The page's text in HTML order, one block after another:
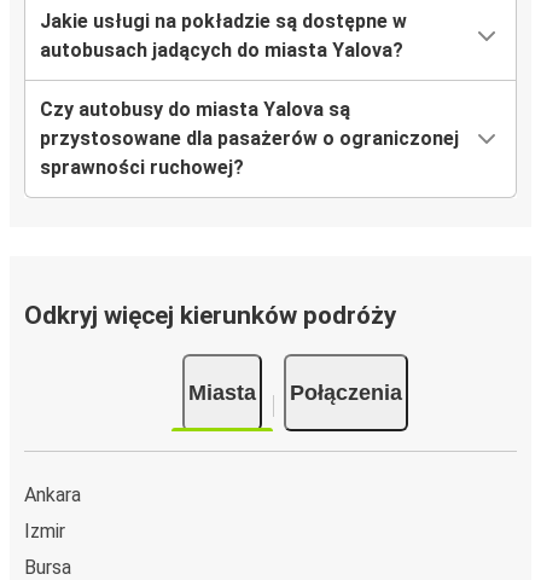
Jakie usługi na pokładzie są dostępne w
autobusach jadących do miasta Yalova?
Czy autobusy do miasta Yalova są
przystosowane dla pasażerów o ograniczonej
sprawności ruchowej?
Odkryj więcej kierunków podróży
Miasta Połączenia
Ankara
Izmir
Bursa